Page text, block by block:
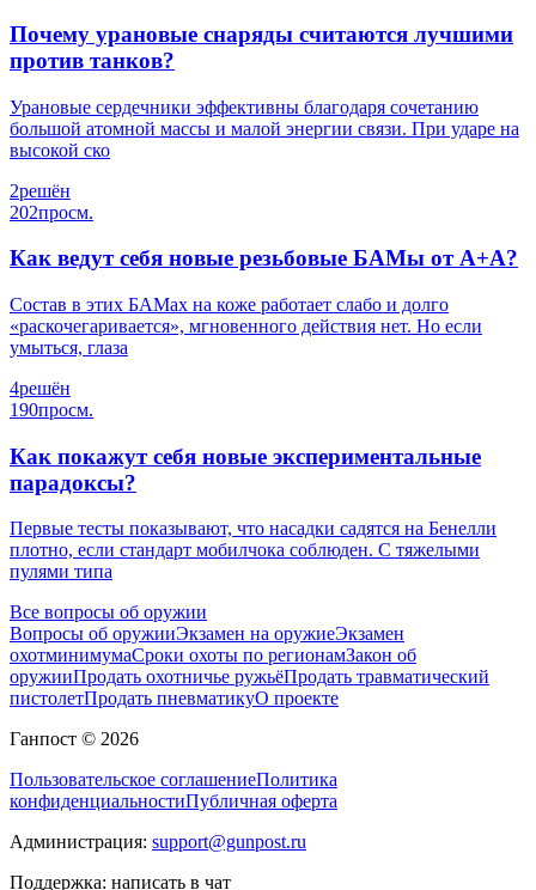
Почему урановые снаряды считаются лучшими
против танков?
Урановые сердечники эффективны благодаря сочетанию
большой атомной массы и малой энергии связи. При ударе на
высокой ско
2решён
202просм.
Как ведут себя новые резьбовые БАМы от А+А?
Состав в этих БАМах на коже работает слабо и долго
«раскочегаривается», мгновенного действия нет. Но если
умыться, глаза
4решён
190просм.
Как покажут себя новые экспериментальные
парадоксы?
Первые тесты показывают, что насадки садятся на Бенелли
плотно, если стандарт мобилчока соблюден. С тяжелыми
пулями типа
Все вопросы об оружии
Вопросы об оружииЭкзамен на оружиеЭкзамен
охотминимумаСроки охоты по регионамЗакон об
оружииПродать охотничье ружьёПродать травматический
пистолетПродать пневматикуО проекте
Ганпост © 2026
Пользовательское соглашениеПолитика
конфиденциальностиПубличная оферта
Администрация: support@gunpost.ru
Поддержка: написать в чат